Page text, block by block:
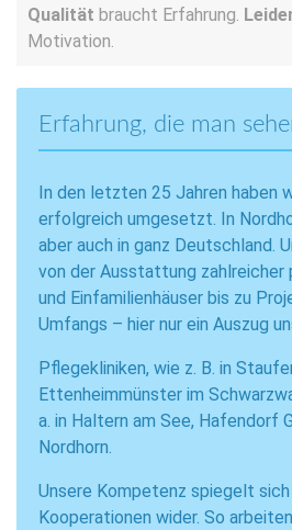
Qualität braucht Erfahrung.
Motivation.
Erfahrung, die man
In den letzten 25 Jahren haben
erfolgreich umgesetzt. In
aber auch in ganz Deutschland.
von der Ausstattung zahlreicher
und Einfamilienhäuser bis zu
Umfangs – hier nur ein Auszug
Pflegekliniken, wie z. B. in
Ettenheimmünster im
a. in Haltern am See, Hafendorf
Nordhorn.
Unsere Kompetenz spiegelt sich
Kooperationen wider. So